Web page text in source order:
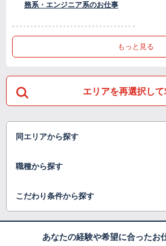
務系・エンジニア系のお仕事
もっと見る
エリアを再選択し
同エリアから探す
職種から探す
こだわり条件から探す
あなたの経験や希望に合ったお